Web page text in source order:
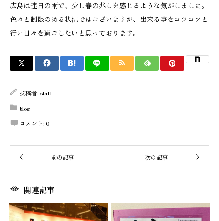
広島は連日の雨で、少し春の兆しを感じるような気がしました。
色々と制限のある状況ではございますが、出来る事をコツコツと
行い日々を過ごしたいと思っております。
投稿者: staff
blog
コメント: 0
関連記事